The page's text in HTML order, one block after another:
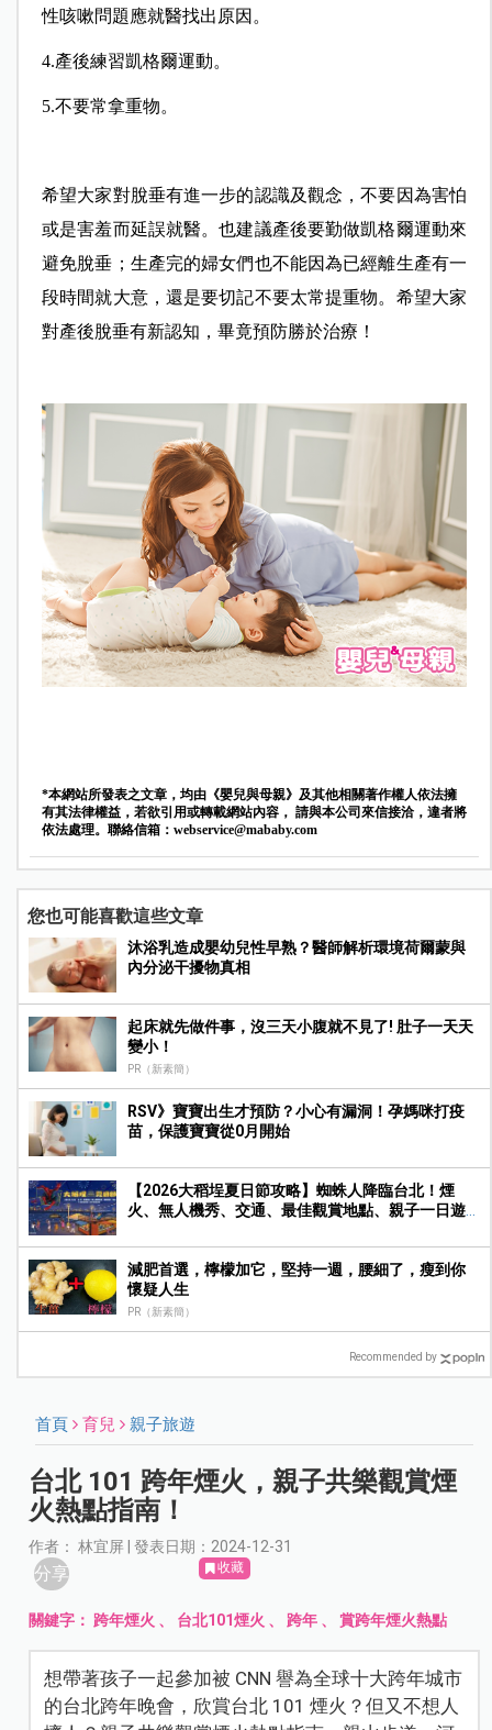
性咳嗽問題應就醫找出原因。
4.產後練習凱格爾運動。
5.不要常拿重物。
希望大家對脫垂有進一步的認識及觀念，不要因為害怕
或是害羞而延誤就醫。也建議產後要勤做凱格爾運動來
避免脫垂；生產完的婦女們也不能因為已經離生產有一
段時間就大意，還是要切記不要太常提重物。希望大家
對產後脫垂有新認知，畢竟預防勝於治療！
*本網站所發表之文章，均由《嬰兒與母親》及其他相關著作權人依法擁
有其法律權益，若欲引用或轉載網站內容， 請與本公司來信接洽，違者將
依法處理。聯絡信箱： webservice@mababy.com
您也可能喜歡這些文章
沐浴乳造成嬰幼兒性早熟？醫師解析環境荷爾蒙與
內分泌干擾物真相
起床就先做件事，沒三天小腹就不見了! 肚子一天天
變小！
PR（新素簡）
RSV》寶寶出生才預防？小心有漏洞！孕媽咪打疫
苗，保護寶寶從0月開始
【2026大稻埕夏日節攻略】蜘蛛人降臨台北！煙
火、無人機秀、交通、最佳觀賞地點、親子一日遊
減肥首選，檸檬加它，堅持一週，腰細了，瘦到你
懷疑人生
PR（新素簡）
Recommended by
首頁 育兒 親子旅遊
台北 101 跨年煙火，親子共樂觀賞煙
火熱點指南！
作者： 林宜屏 | 發表日期：2024-12-31
分享 收藏
關鍵字：跨年煙火 、 台北101煙火 、跨年 、 賞跨年煙火熱點
想帶著孩子一起參加被 CNN 譽為全球十大跨年城市
的台北跨年晚會，欣賞台北 101 煙火？但又不想人